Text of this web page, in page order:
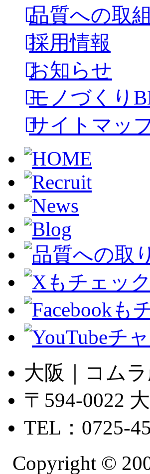
品質への取
採用情報
お知らせ
モノづくり
サイトマッ
大阪｜コム
〒594-0022
TEL：0725-
Copyright ©